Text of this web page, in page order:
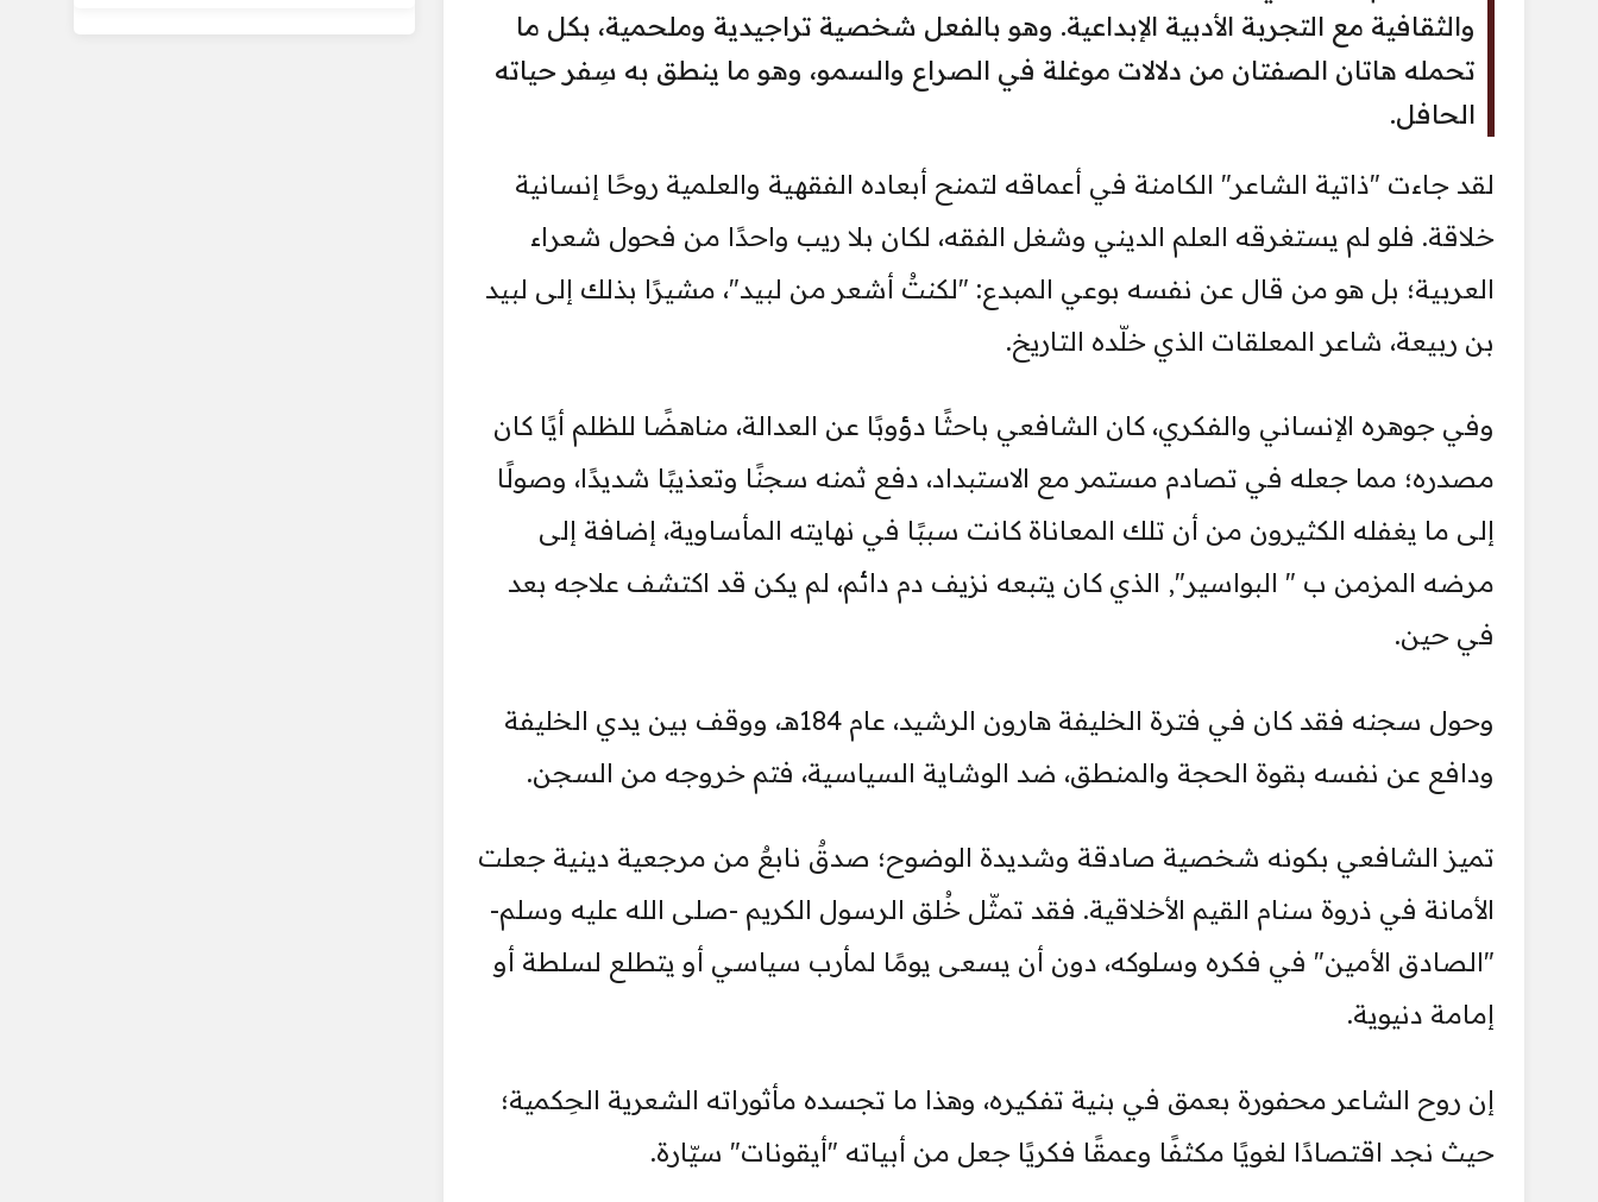
والثقافية مع التجربة الأدبية الإبداعية. وهو بالفعل شخصية تراجيدية وملحمية، بكل ما
تحمله هاتان الصفتان من دلالات موغلة في الصراع والسمو، وهو ما ينطق به سِفر حياته
الحافل.
لقد جاءت "ذاتية الشاعر" الكامنة في أعماقه لتمنح أبعاده الفقهية والعلمية روحًا إنسانية
خلاقة. فلو لم يستغرقه العلم الديني وشغل الفقه، لكان بلا ريب واحدًا من فحول شعراء
العربية؛ بل هو من قال عن نفسه بوعي المبدع: "لكنتُ أشعر من لبيد"، مشيرًا بذلك إلى لبيد
بن ربيعة، شاعر المعلقات الذي خلّده التاريخ.
وفي جوهره الإنساني والفكري، كان الشافعي باحثًا دؤوبًا عن العدالة، مناهضًا للظلم أيًا كان
مصدره؛ مما جعله في تصادم مستمر مع الاستبداد، دفع ثمنه سجنًا وتعذيبًا شديدًا، وصولًا
إلى ما يغفله الكثيرون من أن تلك المعاناة كانت سببًا في نهايته المأساوية، إضافة إلى
مرضه المزمن ب " البواسير", الذي كان يتبعه نزيف دم دائم، لم يكن قد اكتشف علاجه بعد
في حين.
وحول سجنه فقد كان في فترة الخليفة هارون الرشيد، عام 184هـ، ووقف بين يدي الخليفة
ودافع عن نفسه بقوة الحجة والمنطق، ضد الوشاية السياسية، فتم خروجه من السجن.
تميز الشافعي بكونه شخصية صادقة وشديدة الوضوح؛ صدقٌ نابعٌ من مرجعية دينية جعلت
الأمانة في ذروة سنام القيم الأخلاقية. فقد تمثّل خُلق الرسول الكريم -صلى الله عليه وسلم-
"الصادق الأمين" في فكره وسلوكه، دون أن يسعى يومًا لمأرب سياسي أو يتطلع لسلطة أو
إمامة دنيوية.
إن روح الشاعر محفورة بعمق في بنية تفكيره، وهذا ما تجسده مأثوراته الشعرية الحِكمية؛
حيث نجد اقتصادًا لغويًا مكثفًا وعمقًا فكريًا جعل من أبياته "أيقونات" سيّارة.